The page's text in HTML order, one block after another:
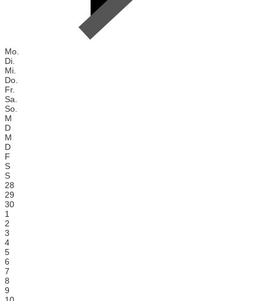
Mo.
Di.
Mi.
Do.
Fr.
Sa.
So.
M
D
M
D
F
S
S
28
29
30
1
2
3
4
5
6
7
8
9